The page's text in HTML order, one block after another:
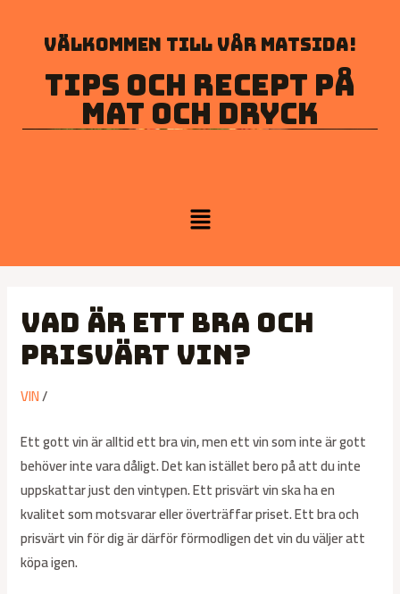
Välkommen till vår matsida!
Tips och recept på
mat och dryck
Vad är ett bra och
prisvärt vin?
VIN/
Ett gott vin är alltid ett bra vin, men ett vin som inte är gott
behöver inte vara dåligt. Det kan istället bero på att du inte
uppskattar just den vintypen. Ett prisvärt vin ska ha en
kvalitet som motsvarar eller överträffar priset. Ett bra och
prisvärt vin för dig är därför förmodligen det vin du väljer att
köpa igen.